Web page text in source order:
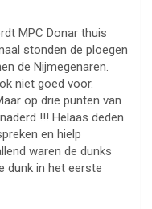
MPC Donar thuis
stonden de ploegen
de Nijmegenaren.
niet goed voor.
op drie punten van
!!! Helaas deden
en hielp
waren de dunks
dunk in het eerste